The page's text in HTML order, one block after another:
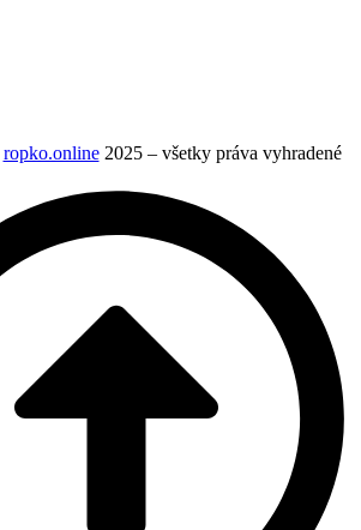
ropko.online2025 – všetky práva vyhradené